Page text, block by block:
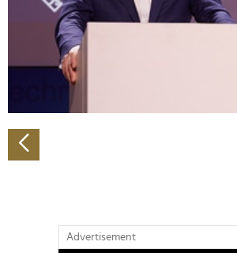
Wir verwenden Cookies, um Inhalte
personalisieren, Funktionen für soziale
zu können und die Zugriffe auf unsere
analysieren. Außerdem geben wir
Verwendung unserer Website an
Partner führen diese Informationen
weiteren Daten zusammen, die Sie
Advertisement